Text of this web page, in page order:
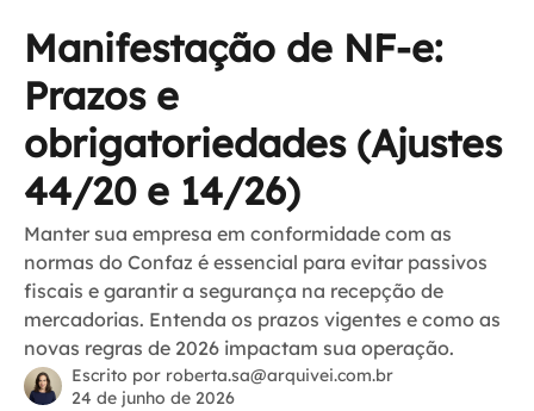
Manifestação de NF-e:
Prazos e
obrigatoriedades (Ajustes
44/20 e 14/26)
Manter sua empresa em conformidade com as
normas do Confaz é essencial para evitar passivos
fiscais e garantir a segurança na recepção de
mercadorias. Entenda os prazos vigentes e como as
novas regras de 2026 impactam sua operação.
Escrito por roberta.sa@arquivei.com.br
24 de junho de 2026